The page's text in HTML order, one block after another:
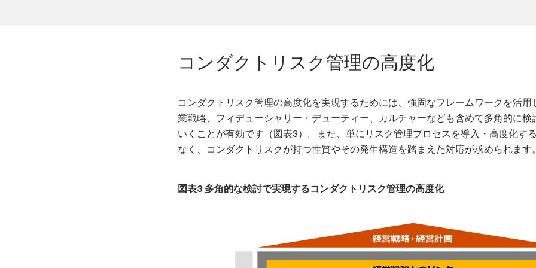
コンダクトリスク管理の高度化
コンダクトリスク管理の高度化を実現するためには、強固なフレームワークを活用
業戦略、フィデューシャリー・デューティー、カルチャーなども含めて多角的に検
いくことが有効です（図表3）。また、単にリスク管理プロセスを導入・高度化す
なく、コンダクトリスクが持つ性質やその発生構造を踏まえた対応が求められます。
図表3 多角的な検討で実現するコンダクトリスク管理の高度化